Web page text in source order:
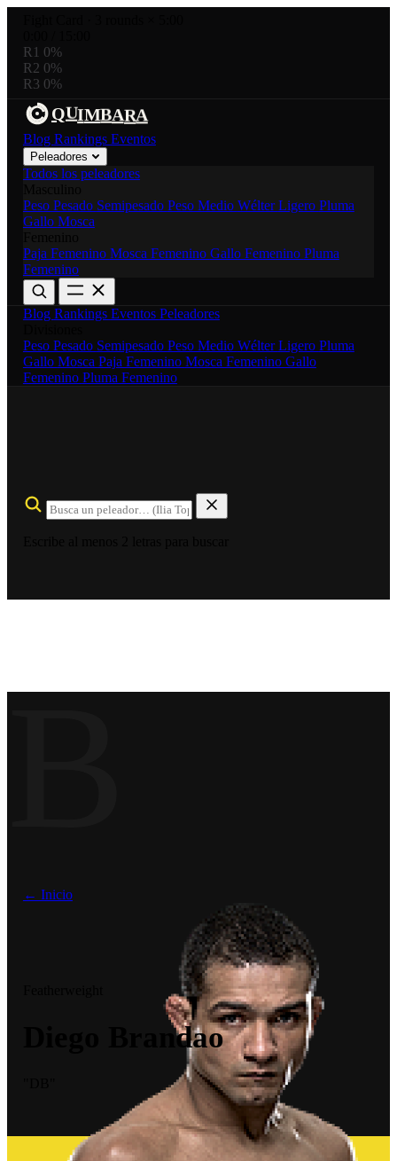
R1 0%
R2 0%
R3 0%
QUIMBARA
Blog Rankings Eventos
Peleadores
Todos los peleadores
Peso Pesado Semipesado Peso Medio WélterLigero Pluma
Gallo Mosca
Paja Femenino Mosca Femenino Gallo Femenino Pluma
Femenino
Blog Rankings Eventos Peleadores
Peso Pesado Semipesado Peso Medio WélterLigero Pluma
Gallo Mosca Paja Femenino Mosca Femenino Gallo
Femenino Pluma Femenino
← Inicio
Diego Brandao